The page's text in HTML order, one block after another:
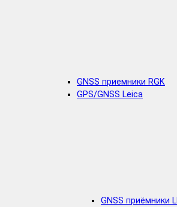
GNSS приемники RGK
GPS/GNSS Leica
GNSS приёмники